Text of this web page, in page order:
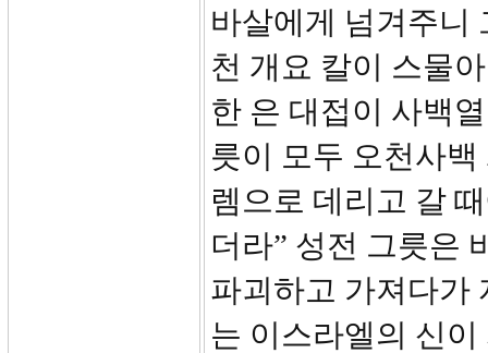
바살에게 넘겨주니
천 개요 칼이 스물
한 은 대접이 사백
릇이 모두 오천사
렘으로 데리고 갈
더라” 성전 그릇은
파괴하고 가져다가
는 이스라엘의 신